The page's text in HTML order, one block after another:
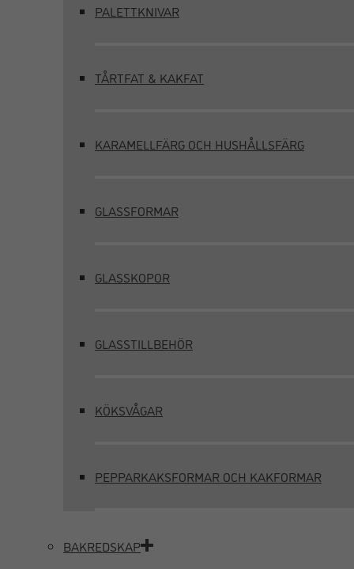
PALETTKNIVAR
TÅRTFAT & KAKFAT
KARAMELLFÄRG OCH HUSHÅLLSFÄRG
GLASSFORMAR
GLASSKOPOR
GLASSTILLBEHÖR
KÖKSVÅGAR
PEPPARKAKSFORMAR OCH KAKFORMAR
BAKREDSKAP